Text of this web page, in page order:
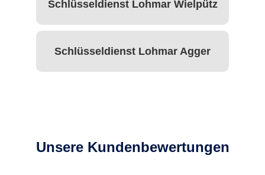
Schlüsseldienst Lohmar Wielpütz
Schlüsseldienst Lohmar Agger
Unsere Kundenbewertungen